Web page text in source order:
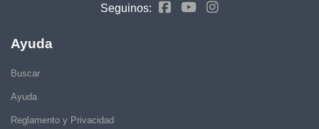
Seguinos:
Ayuda
Buscar
Ayuda
Reglamento y Privacidad